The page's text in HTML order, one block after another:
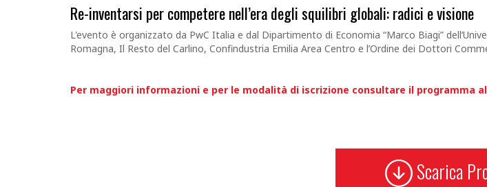
Re-inventarsi per competere nell’era degli squilibri globali: radici e visione
L'evento è organizzato da PwC Italia e dal Dipartimento di Economia “Marco Biagi”
Romagna, Il Resto del Carlino, Confindustria Emilia Area Centro e l’Ordine dei Dottori
Per maggiori informazioni e per le modalità di iscrizione consultare il programma
Scarica